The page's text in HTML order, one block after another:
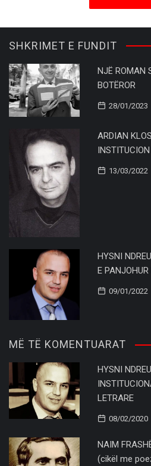
SHKRIMET E FUNDIT
NJË ROMAN
BOTËROR
28/01/2023
ARDIAN
INSTITUCION
13/03/2022
HYSNI
E PANJOHUR
09/01/2022
MË TË KOMENTUARAT
HYSNI
LETRARE
08/02/2020
NAIM
(cikël me